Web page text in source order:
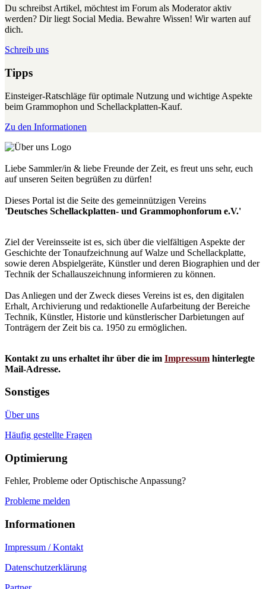
Du schreibst Artikel, möchtest im Forum als Moderator aktiv
werden? Dir liegt Social Media. Bewahre Wissen! Wir warten auf
dich.
Schreib uns
Tipps
Einsteiger-Ratschläge für optimale Nutzung und wichtige Aspekte
beim Grammophon und Schellackplatten-Kauf.
Zu den Informationen
Liebe Sammler/in & liebe Freunde der Zeit, es freut uns sehr, euch
auf unseren Seiten begrüßen zu dürfen!
Dieses Portal ist die Seite des gemeinnützigen Vereins
'Deutsches Schellackplatten- und Grammophonforum e.V.'
Ziel der Vereinsseite ist es, sich über die vielfältigen Aspekte der
Geschichte der Tonaufzeichnung auf Walze und Schellackplatte,
sowie deren Abspielgeräte, Künstler und deren Biographien und der
Technik der Schallauszeichnung informieren zu können.
Das Anliegen und der Zweck dieses Vereins ist es, den digitalen
Erhalt, Archivierung und redaktionelle Aufarbeitung der Bereiche
Technik, Künstler, Historie und künstlerischer Darbietungen auf
Tonträgern der Zeit bis ca. 1950 zu ermöglichen.
Kontakt zu uns erhaltet ihr über die im Impressum hinterlegte
Mail-Adresse.
Sonstiges
Über uns
Häufig gestellte Fragen
Optimierung
Fehler, Probleme oder Optischische Anpassung?
Probleme melden
Informationen
Impressum / Kontakt
Datenschutzerklärung